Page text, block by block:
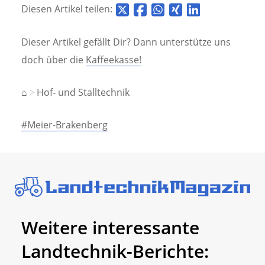
Diesen Artikel teilen:
Dieser Artikel gefällt Dir? Dann unterstütze uns
doch über die Kaffeekasse!
⌂ Hof- und Stalltechnik
#Meier-Brakenberg
Weitere interessante
Landtechnik-Berichte: